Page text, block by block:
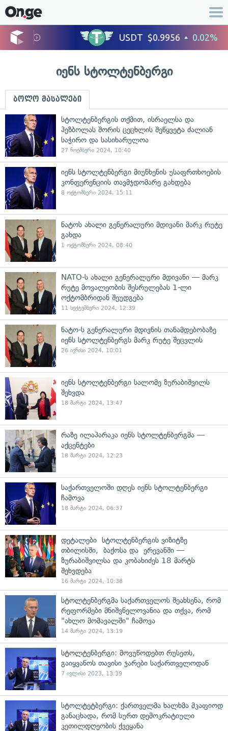
იენს სტოლტენბერგი
ბოლო მასალები
სტოლტენბერგის თქმით, ისრაელსა და
ჰეზბოლას შორის ცეცხლის შეწყვეტა ძალიან
საჭირო და სასიხარულოა
27 ნოემბერი 2024, 10:40
იენს სტოლტენბერგი მიუნხენის უსაფრთხოების
კონფერენციის თავმჯდომარე გახდება
8 ოქტომბერი 2024, 15:11
ნატოს ახალი გენერალური მდივანი მარკ რუტე
გახდა
1 ოქტომბერი 2024, 08:40
NATO-ს ახალი გენერალური მდივანი — მარკ
რუტე მოვალეობის შესრულებას 1-ლი
ოქტომბრიდან შეუდგება
11 სექტემბერი 2024, 12:39
ნატო-ს გენერალური მდივნის თანამდებობაზე
იენს სტოლტენბერგს მარკ რუტე შეცვლის
26 ივნისი 2024, 10:01
იენს სტოლტენბერგი სალომე ზურაბიშვილს
შეხვდა
18 მარტი 2024, 13:47
რაზე ილაპარაკა იენს სტოლტენბერგმა —
აქცენტები
18 მარტი 2024, 12:23
საქართველოში დღეს იენს სტოლტენბერგი
ჩამოვა
18 მარტი 2024, 06:37
დეტალები სტოლტენბერგის ვიზიტზე
თბილისში, ბაქოსა და ერევანში —
ზურაბიშვილსა და კობახიძეს 18 მარტს
შეხვდება
16 მარტი 2024, 10:38
სტოლტენბერგმა საქართველოს შეახსენა, რომ
რეფორმები მნიშვნელოვანია და თქვა, რომ
"ახლო მომავალში" ჩამოვა
14 მარტი 2024, 13:19
სტოლტენბერგი: მოვუწოდებთ რუსეთს,
გაიყვანოს თავისი ჯარები საქართველოდან
7 ივლისი 2023, 13:39
სტოლტეტბერგი: ქართველმა ხალხმა მკაფიოდ
განაცხადა, რომ სურთ დემოკრატიული
კეთილდღეობის ქვეყანა